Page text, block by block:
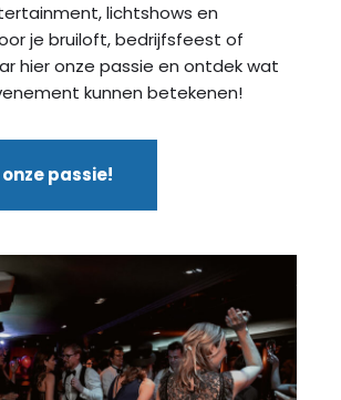
lichtshows en
je bruiloft, bedrijfsfeest of
hier onze passie en ontdek wat
kunnen betekenen!
passie!